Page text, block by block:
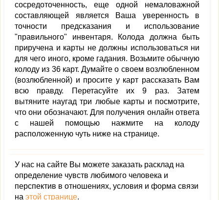
сосредоточенность, еще одной немаловажной
составляющей является Ваша уверенность в
точности предсказания и использование
"правильного" инвентаря. Колода должна быть
приручена и карты не должны использоваться ни
для чего иного, кроме гадания. Возьмите обычную
колоду из 36 карт. Думайте о своем возлюбленном
(возлюбленной) и просите у карт рассказать Вам
всю правду. Перетасуйте их 9 раз. Затем
вытяните наугад три любые карты и посмотрите,
что они обозначают. Для получения онлайн ответа
с нашей помощью нажмите на колоду
расположенную чуть ниже на странице.
У нас на сайте Вы можете заказать расклад на
определение чувств любимого человека и
перспектив в отношениях, условия и форма связи
на этой странице.